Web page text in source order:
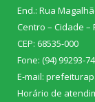
End.: Rua
Centro – Cidade –
CEP: 68535-000
Fone: (94) 99293-
E-mail:
Horário de